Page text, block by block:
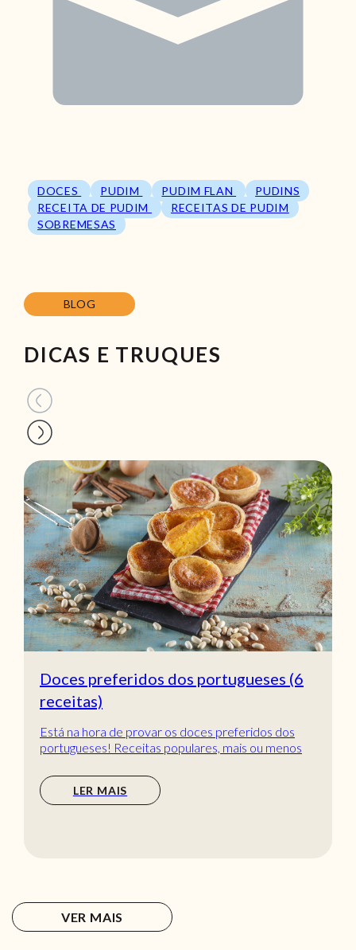
DOCES PUDIM PUDIM FLAN
PUDINS
RECEITA DE PUDIM
RECEITAS DE PUDIM
SOBREMESAS
BLOG
DICAS E TRUQUES
Doces preferidos dos portugueses (6
receitas)
Está na hora de provar os doces preferidos dos
portugueses! Receitas populares, mais ou menos
LER MAIS
VER MAIS